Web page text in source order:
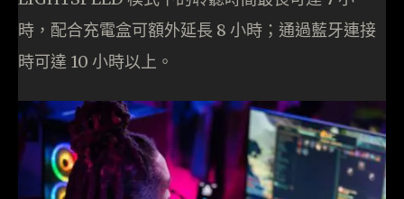
時，配合充電盒可額外延長 8 小時；通過藍牙連接
時可達 10 小時以上。